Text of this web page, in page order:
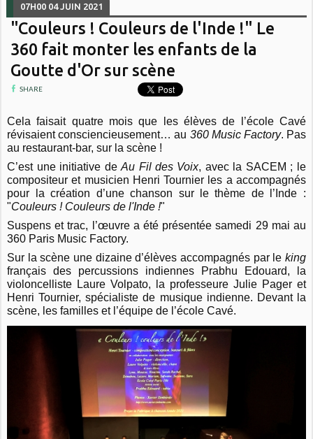
07H00 04 JUIN 2021
"Couleurs ! Couleurs de l'Inde !" Le
360 fait monter les enfants de la
Goutte d'Or sur scène
SHARE
Cela faisait quatre mois que les élèves de l’école Cavé
révisaient consciencieusement… au 360 Music Factory. Pas
au restaurant-bar, sur la scène !
C’est une initiative deAu Fil des Voix, avec la SACEM ; le
compositeur et musicien Henri Tournier les a accompagnés
pour la création d’une chanson sur le thème de l’Inde :
"Couleurs ! Couleurs de l'Inde !"
Suspens et trac, l’œuvre a été présentée samedi 29 mai au
360 Paris Music Factory.
Sur la scène une dizaine d’élèves accompagnés par le king
français des percussions indiennes Prabhu Edouard, la
violoncelliste Laure Volpato, la professeure Julie Pager et
Henri Tournier, spécialiste de musique indienne. Devant la
scène, les familles et l’équipe de l’école Cavé.